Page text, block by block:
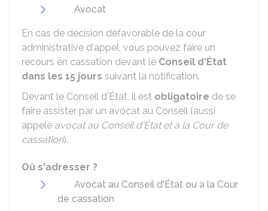
Avocat
En cas de décision défavorable de la cour
administrative d'appel, vous pouvez faire un
recours en cassation devant le Conseil d'État
dans les 15 jours suivant la notification.
Devant le Conseil d'État, il est obligatoire de se
faire assister par un avocat au Conseil (aussi
appelé avocat au Conseil d'État et à la Cour de
cassation).
Où s'adresser ?
Avocat au Conseil d'État ou à la Cour
de cassation